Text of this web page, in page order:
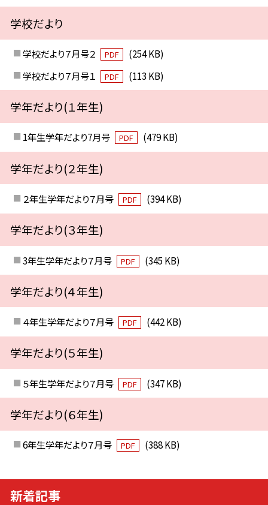
学校だより
学校だより７月号２ PDF
(254 KB)
学校だより７月号１
PDF (113 KB)
学年だより(１年生)
1年生学年だより7月号 PDF (479 KB)
学年だより(２年生)
２年生学年だより７月号 PDF (394 KB)
学年だより(３年生)
3年生学年だより７月号 PDF (345 KB)
学年だより(４年生)
４年生学年だより７月号 PDF (442 KB)
学年だより(５年生)
５年生学年だより７月号 PDF (347 KB)
学年だより(６年生)
6年生学年だより７月号 PDF (388 KB)
新着記事